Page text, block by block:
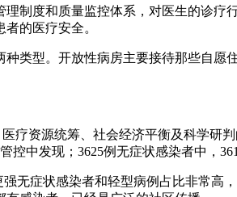
制度和质量监控体系，对医生的诊
的医疗安全。
类型。开放性病房主要接待那些自
疗资源统筹、社会经济平衡及科学
中发现；3625例无症状感染者中，
无症状感染者和轻型病例占比非常